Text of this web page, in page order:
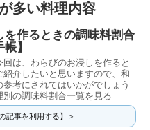
多い料理内容
を作るときの調味料割合
】
回は、わらびのお浸しを作ると
紹介したいと思いますので、和
参考にされてはいかがでしょう
の調味料割合一覧を見る
の記事を利用する】＞